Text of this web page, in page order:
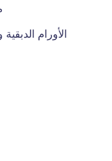
الأورام